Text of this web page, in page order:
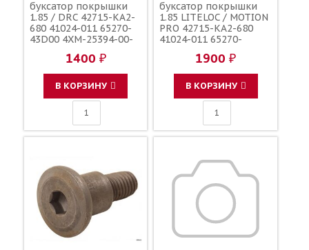
буксатор покрышки
1.85 / DRC 42715-KA2-
680 41024-011 65270-
43D00 4XM-25394-00-
1400 ₽
В КОРЗИНУ
буксатор покрышки
1.85 LITELOC / MOTION
PRO 42715-KA2-680
41024-011 65270-
1900 ₽
В КОРЗИНУ